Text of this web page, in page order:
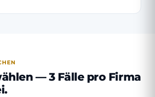
—3 Fälle pro Firma
.